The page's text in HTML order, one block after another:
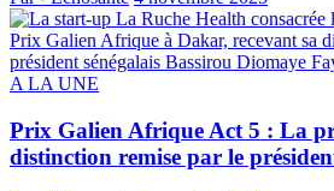
A LA UNE
Prix Galien Afrique Act 5 : La
distinction remise par le